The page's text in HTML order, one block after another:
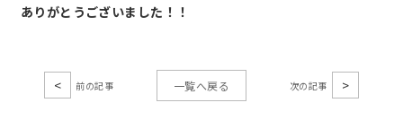
ありがとうございました！！
< 一覧へ戻る >